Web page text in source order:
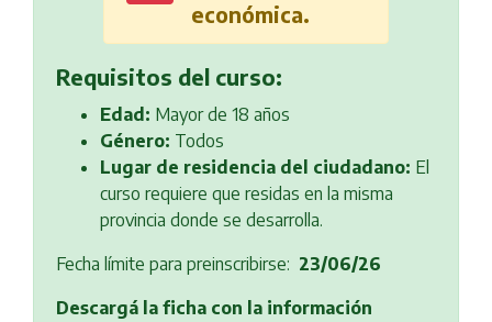
económica.
Requisitos del curso:
Edad: Mayor de 18 años
Género: Todos
Lugar de residencia del ciudadano: El
curso requiere que residas en la misma
provincia donde se desarrolla.
Fecha límite para preinscribirse: 23/06/26
Descargá la ficha con la información